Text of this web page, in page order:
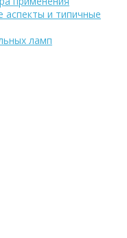
аспекты и типичные
ламп